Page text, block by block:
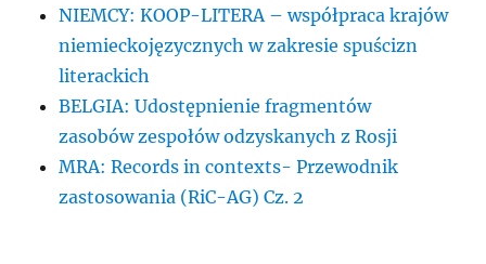
NIEMCY: KOOP-LITERA – współpraca krajów
niemieckojęzycznych w zakresie spuścizn
literackich
BELGIA: Udostępnienie fragmentów
zasobów zespołów odzyskanych z Rosji
MRA: Records in contexts- Przewodnik
zastosowania (RiC-AG) Cz. 2